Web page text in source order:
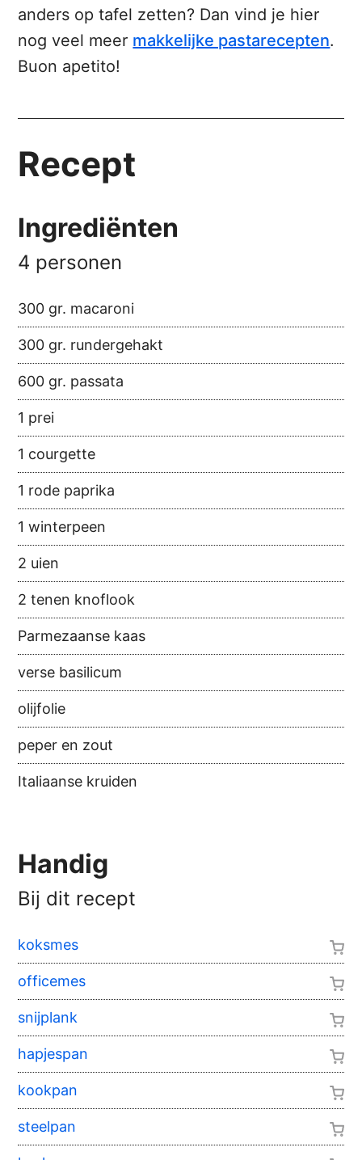
anders op tafel zetten? Dan vind je hier
nog veel meer makkelijke pastarecepten.
Buon apetito!
Recept
Ingrediënten
4 personen
300 gr. macaroni
300 gr. rundergehakt
600 gr. passata
1 prei
1 courgette
1 rode paprika
1 winterpeen
2 uien
2 tenen knoflook
Parmezaanse kaas
verse basilicum
olijfolie
peper en zout
Italiaanse kruiden
Handig
Bij dit recept
koksmes
officemes
snijplank
hapjespan
kookpan
steelpan